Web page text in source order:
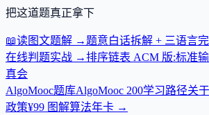
把这道题真正拿下
📖读图文题解 →题意白话拆解 + 三语言
在线判题实战 →排序链表 ACM 版:标准
真会
AlgoMooc题库AlgoMooc 200学习路径关
政策¥99 图解算法年卡 →